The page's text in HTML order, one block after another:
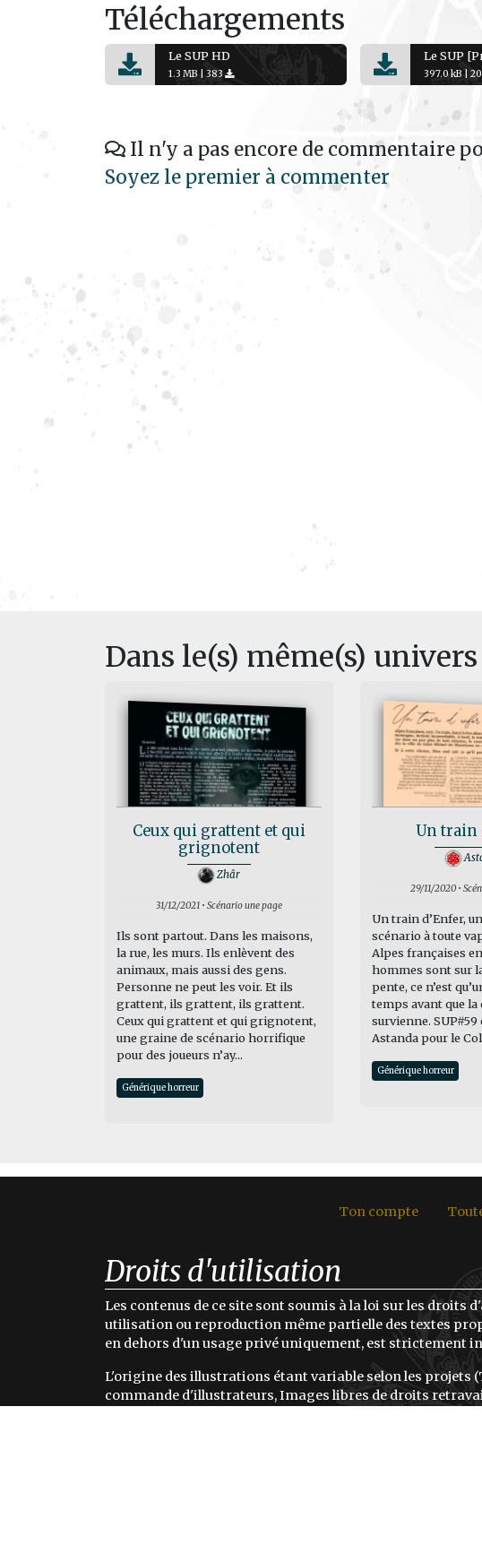
Téléchargements
Le SUP HD
1.3 MB |383
Le SUP
397.0 kB |
Il n'y a pas encore de commentaire
Soyez le premier à commenter
Dans le(s) même(s) univers
Ceux qui grattent et qui
grignotent
Zhâr
31/12/2021 • Scénario une page
Ils sont partout. Dans les maisons,
la rue, les murs. Ils enlèvent des
animaux, mais aussi des gens.
Personne ne peut les voir. Et ils
grattent, ils grattent, ils grattent.
Ceux qui grattent et qui grignotent,
une graine de scénario horrifique
pour des joueurs n’ay...
Générique horreur
Un train
29/11/2020 •
Un train d’Enfer,
scénario à toute
Alpes françaises en
hommes sont sur
pente, ce n’est
temps avant que
survienne.
Astanda pour le
Générique horreur
Ton compte
Droits d'utilisation
Les contenus de ce site sont soumis à la loi sur les droits
utilisation ou reproduction même partielle des textes
en dehors d'un usage privé uniquement, est strictement
L'origine des illustrations étant variable selon les projets
commande d'illustrateurs, Images libres de droits